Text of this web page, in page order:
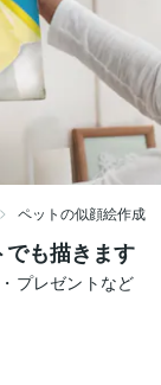
ペットの似顔絵作成
も描きます
プレゼントなど